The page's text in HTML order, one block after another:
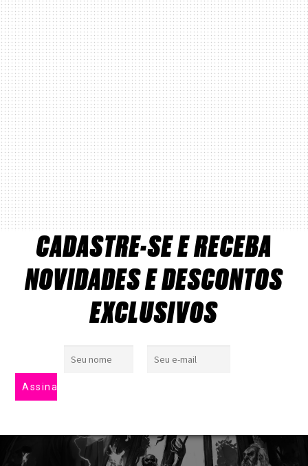
CADASTRE-SE E RECEBA
NOVIDADES E DESCONTOS
EXCLUSIVOS